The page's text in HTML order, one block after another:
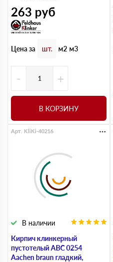
263 руб
Цена за шт. м2 м3
- +
В КОРЗИНУ
Кирпич клинкерный
пустотелый ABC 0254
Aachen braun гладкий,
В наличии
Арт. KliKi-40216